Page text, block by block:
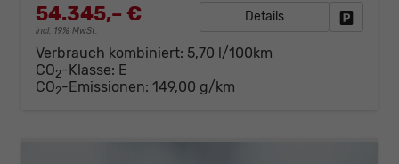
54.345,– €
incl. 19% MwSt.
Details
Verbrauch kombiniert: 5,70 l/100km
CO2-Klasse: E
CO2-Emissionen: 149,00 g/km